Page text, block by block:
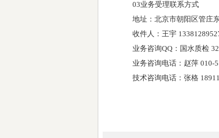
03业务受理联系方式
地址：北京市朝阳区管庄
收件人：王宇
业务咨询QQ：国水质检
业务咨询电话：赵萍 010-
技术咨询电话：张格